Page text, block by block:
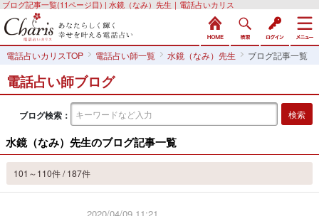
ブログ記事一覧(11ページ目) | 水鏡（なみ）先生｜電話占いカリス
電話占いカリスTOP 電話占い師一覧 水鏡（なみ）先生 ブログ記事一覧
電話占い師ブログ
ブログ検索：
水鏡（なみ）先生のブログ記事一覧
101～110件 / 187件
2020/04/09 11:21